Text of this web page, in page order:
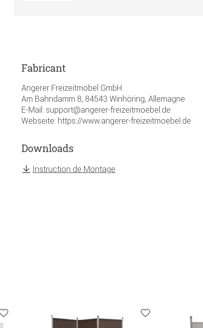
Fabricant
Angerer Freizeitmöbel GmbH
Am Bahndamm 8, 84543 Winhöring, Allemagne
E-Mail: support@angerer-freizeitmoebel.de
Webseite: https://www.angerer-freizeitmoebel.de
Downloads
Instruction de Montage